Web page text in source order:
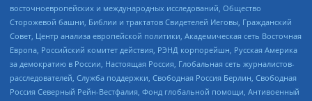
восточноевропейских и международных исследований, Общество
Сторожевой башни, Библии и трактатов Свидетелей Иеговы, Гражданский
Совет, Центр анализа европейской политики, Академическая сеть Восточная
Европа, Российский комитет действия, РЭНД корпорейшн, Русская Америка
за демократию в России, Настоящая Россия, Глобальная сеть журналистов-
расследователей, Служба поддержки, Свободная Россия Берлин, Свободная
Россия Северный Рейн-Вестфалия, Фонд глобальной помощи, Антивоенный